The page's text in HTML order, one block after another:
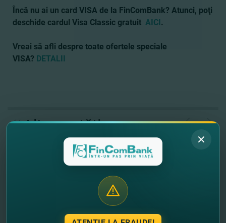
Încă nu ai un card VISA de la FinComBank? Atunci, poţi
deschide cardul Visa Classic gratuit AICI.
Vreai să afli despre toate ofertele speciale
VISA? DETALII
// Alte noutăţi